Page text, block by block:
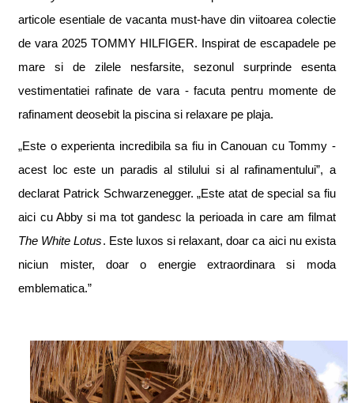
articole esentiale de vacanta must-have din viitoarea colectie
de vara 2025 TOMMY HILFIGER. Inspirat de escapadele pe
maresi de zilele nesfarsite, sezonul surprinde esenta
vestimentatiei rafinate de vara- facuta pentru momente de
rafinament deosebit la piscina si relaxare pe plaja.
„Este o experienta incredibila sa fiu in Canouan cu Tommy -
acest loc este un paradis al stilului si al rafinamentului”, a
declarat Patrick Schwarzenegger. „Este atat de special sa fiu
aici cu Abbysi ma tot gandesc la perioada in care am filmat
The White Lotus. Este luxos si relaxant, doar ca aici nu exista
niciun mister, doar o energie extraordinarasi moda
emblematica.”